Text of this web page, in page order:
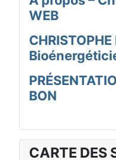
WEB
CHRISTOPHE
BON
CARTE DES